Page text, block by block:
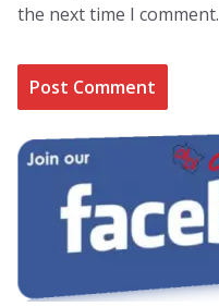
the next time I comment.